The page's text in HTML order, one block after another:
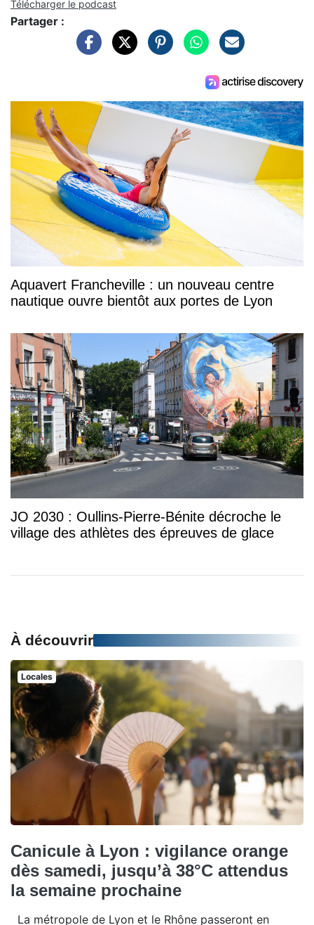
Télécharger le podcast
Partager :
Aquavert Francheville : un nouveau centre
nautique ouvre bientôt aux portes de Lyon
JO 2030 : Oullins-Pierre-Bénite décroche le
village des athlètes des épreuves de glace
À découvrir
Locales
Canicule à Lyon : vigilance orange
dès samedi, jusqu’à 38°C attendus
la semaine prochaine
La métropole de Lyon et le Rhône passeront en